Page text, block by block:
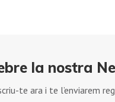
la nostra
te ara i te l’enviarem